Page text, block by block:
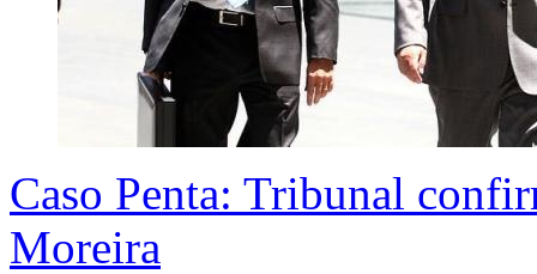
Caso Penta: Tribunal
Moreira